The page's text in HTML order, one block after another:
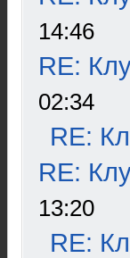
14:46
RE:
02:34
RE:
RE:
13:20
RE: